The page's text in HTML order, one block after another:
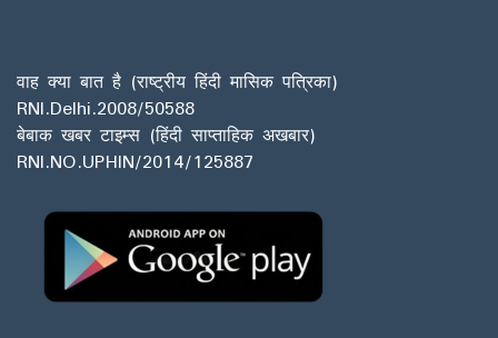
वाह क्या बात है (राष्ट्रीय हिंदी मासिक पत्रिका)
RNI.Delhi.2008/50588
बेबाक खबर टाइम्स (हिंदी साप्ताहिक अखबार)
RNI.NO.UPHIN/2014/125887